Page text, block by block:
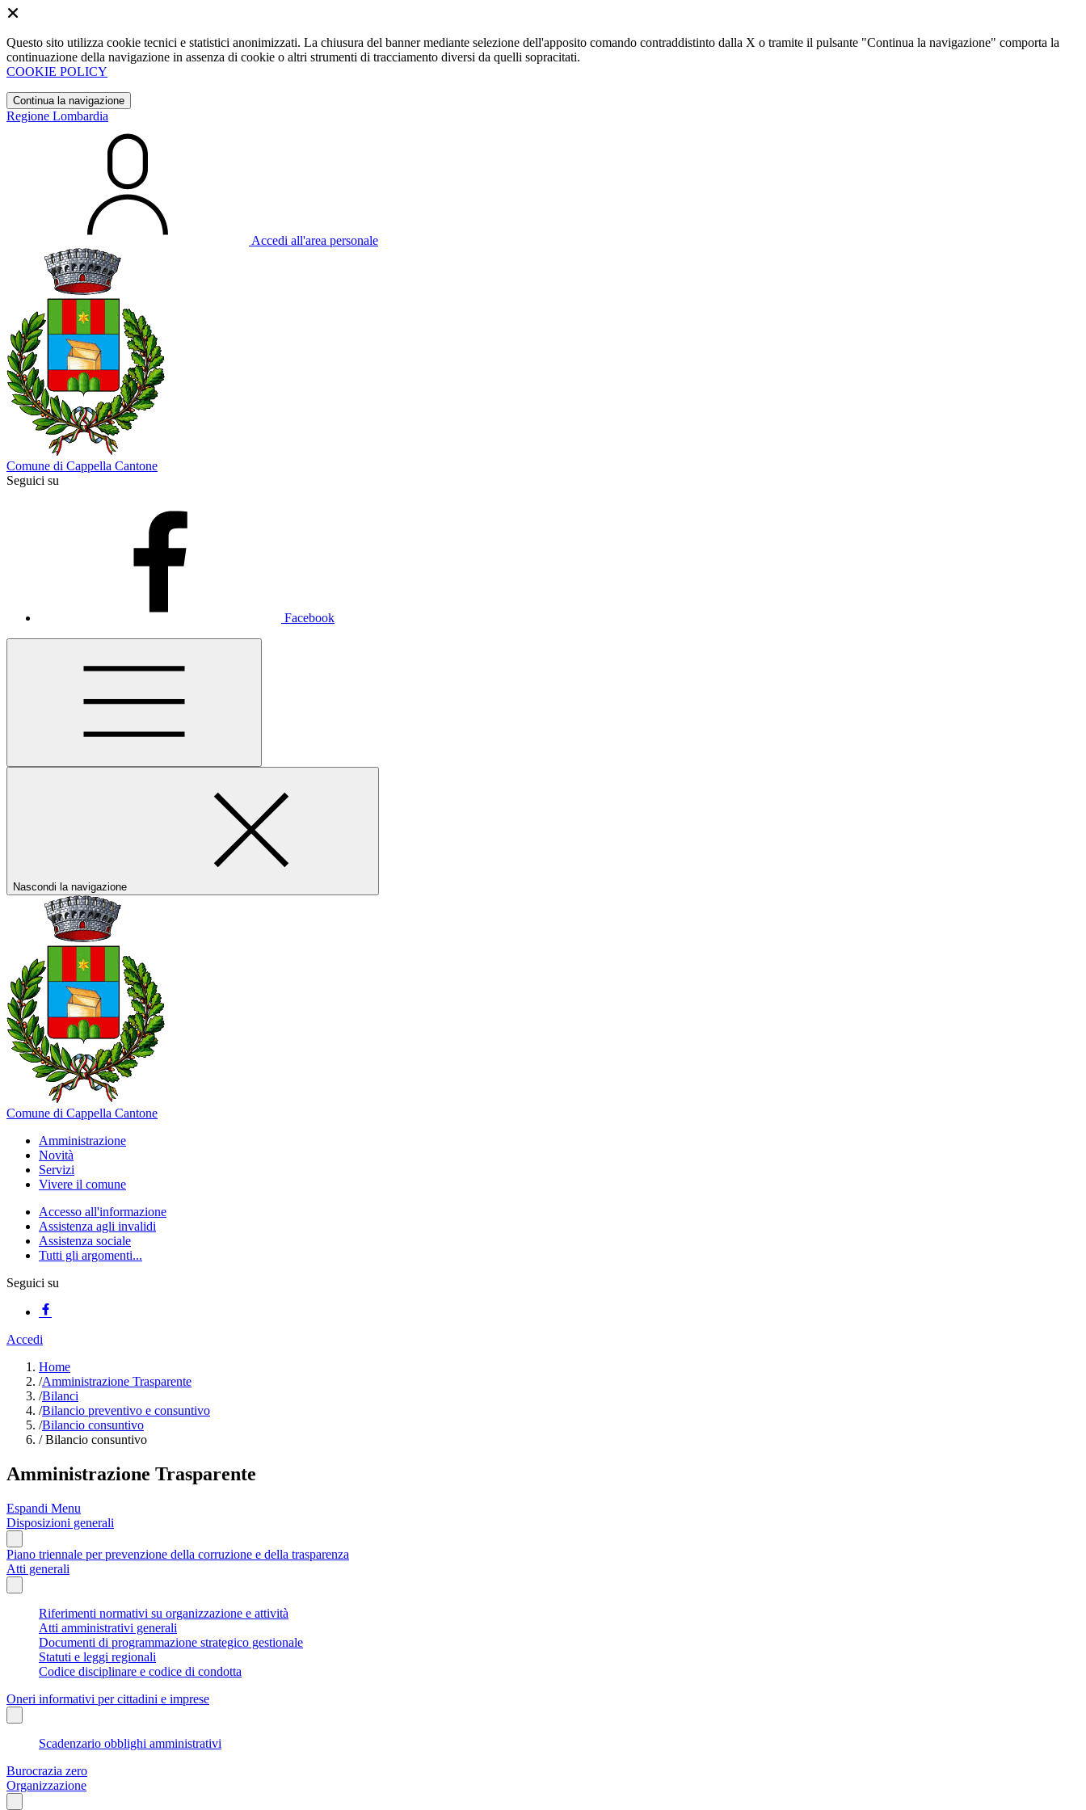
Questo sito utilizza cookie tecnici e statistici anonimizzati. La chiusura del banner mediante selezione dell'apposito comando contraddistinto dalla X o tramite il pulsante "Continua la navigazione" comporta la
continuazione della navigazione in assenza di cookie o altri strumenti di tracciamento diversi da quelli sopracitati.
COOKIE POLICY
Continua la navigazione
Regione Lombardia
Accedi all'area personale
Comune di Cappella Cantone
Seguici su
Facebook
Nascondi la navigazione
Comune di Cappella Cantone
Amministrazione
Novità
Servizi
Vivere il comune
Accesso all'informazione
Assistenza agli invalidi
Assistenza sociale
Tutti gli argomenti...
Seguici su
Accedi
Home
/Amministrazione Trasparente
/Bilanci
/Bilancio preventivo e consuntivo
/Bilancio consuntivo
/Bilancio consuntivo
Amministrazione Trasparente
Espandi Menu
Disposizioni generali
Piano triennale per prevenzione della corruzione e della trasparenza
Atti generali
Riferimenti normativi su organizzazione e attività
Atti amministrativi generali
Documenti di programmazione strategico gestionale
Statuti e leggi regionali
Codice disciplinare e codice di condotta
Oneri informativi per cittadini e imprese
Scadenzario obblighi amministrativi
Burocrazia zero
Organizzazione